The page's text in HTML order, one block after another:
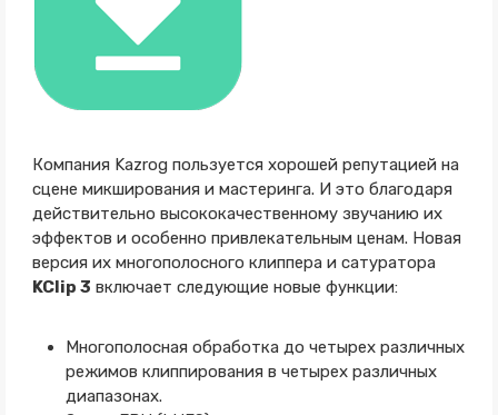
Компания Kazrog пользуется хорошей репутацией на
сцене микширования и мастеринга. И это благодаря
действительно высококачественному звучанию их
эффектов и особенно привлекательным ценам. Новая
версия их многополосного клиппера и сатуратора
KClip 3 включает следующие новые функции:
Многополосная обработка до четырех различных
режимов клиппирования в четырех различных
диапазонах.